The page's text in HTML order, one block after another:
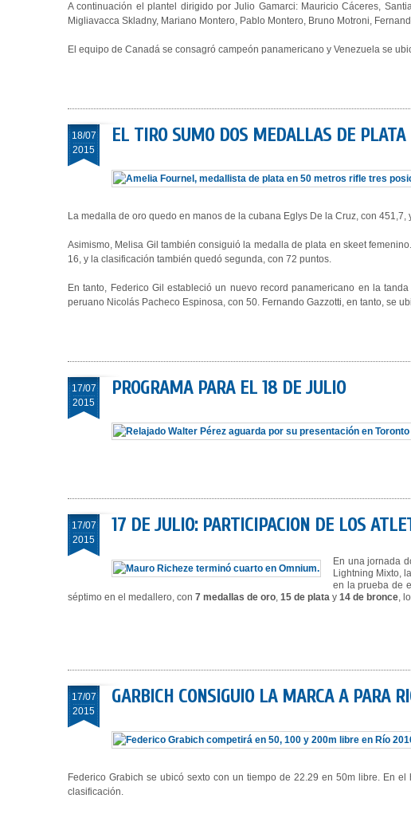
A continuación el plantel dirigido por Julio Gamarci: Mauricio Cáceres,
Migliavacca Skladny, Mariano Montero, Pablo Montero, Bruno Motroni,
El equipo de Canadá se consagró campeón panamericano y Venezuela se
18/07
2015
EL TIRO SUMO DOS MEDALLAS DE
La medalla de oro quedo en manos de la cubana Eglys De la Cruz, con
Asimismo, Melisa Gil también consiguió la medalla de plata en skeet
16, y la clasificación también quedó segunda, con 72 puntos.
En tanto, Federico Gil estableció un nuevo record panamericano en la
peruano Nicolás Pacheco Espinosa, con 50. Fernando Gazzotti, en tanto, se
17/07
2015
PROGRAMA PARA EL 18 DE JULIO
17/07
2015
17 DE JULIO: PARTICIPACION DE LOS
En una jornada
Lightning Mixto,
en la prueba de
séptimo en el medallero, con 7 medallas de oro, 15 de plata y 14 de bronce,
17/07
2015
GARBICH CONSIGUIO LA MARCA A PARA
Federico Grabich se ubicó sexto con un tiempo de 22.29 en 50m libre. En
clasificación.